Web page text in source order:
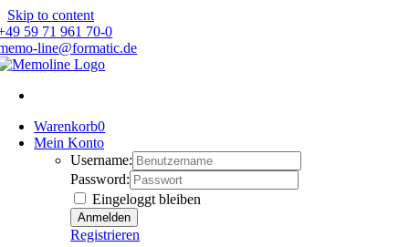
Skip to content
59 71 961 70-0
line@formatic.de
Warenkorb0
Mein Konto
Username:
Password:
Eingeloggt bleiben
Registrieren